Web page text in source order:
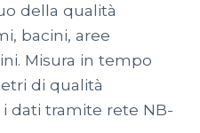
della qualità
bacini, aree
Misura in tempo
di qualità
dati tramite rete NB-